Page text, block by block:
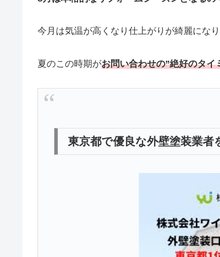
今月は気温が高くなり仕上がりが綺麗にな
夏のこの時期がお問い合わせの”絶好のタイ
東京都で優良な外壁塗装業